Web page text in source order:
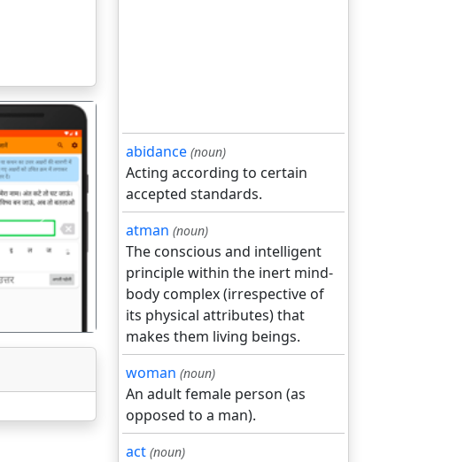
अगला
abidance (noun)
Acting according to certain
accepted standards.
atman (noun)
The conscious and intelligent
principle within the inert mind-
body complex (irrespective of
its physical attributes) that
makes them living beings.
woman (noun)
An adult female person (as
opposed to a man).
act (noun)